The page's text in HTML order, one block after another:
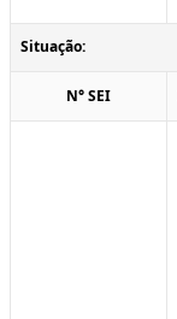
Situação:
N° SEI